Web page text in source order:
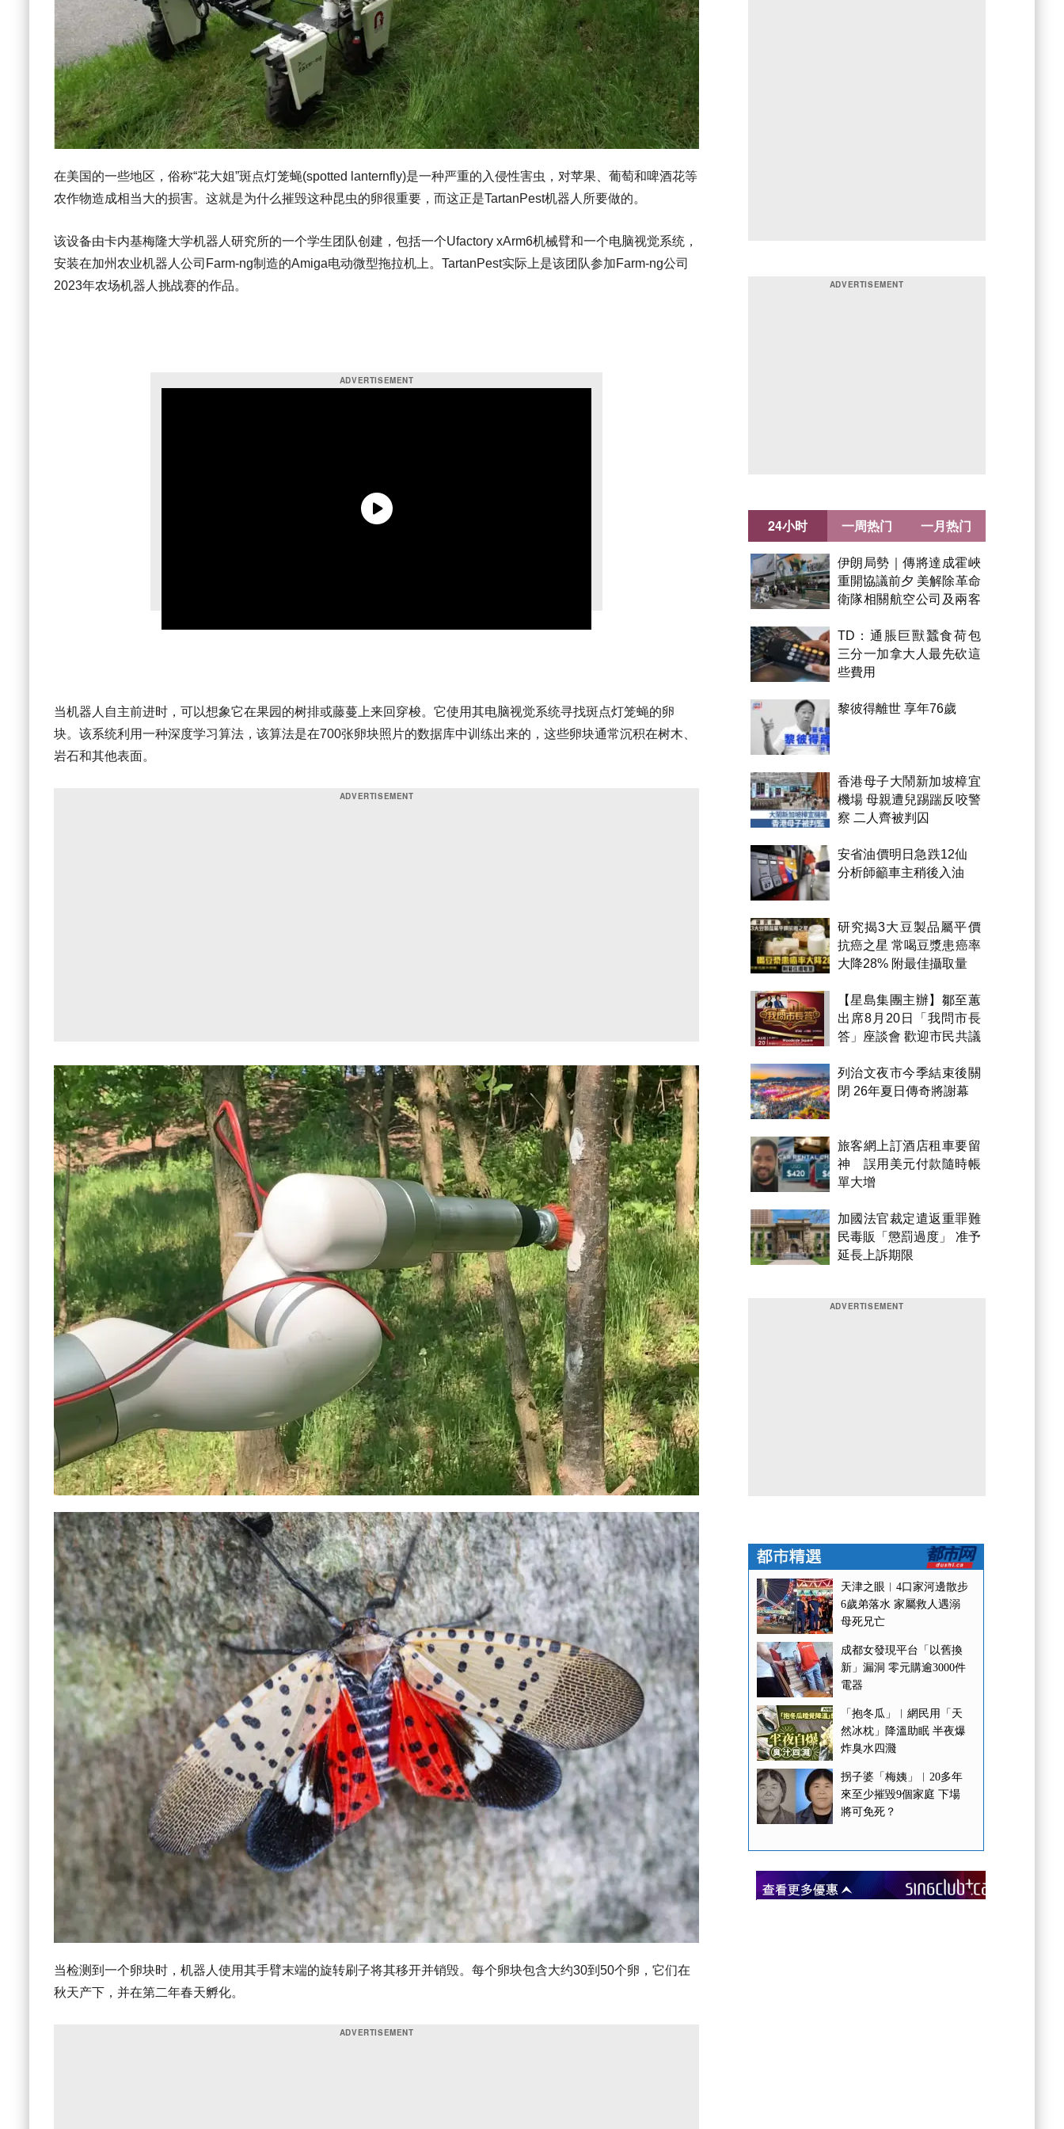
在美国的一些地区，俗称“花大姐”斑点灯笼蝇(spotted lanternfly)是一种严重的入侵性害虫，对苹果、葡萄和啤酒花等
农作物造成相当大的损害。这就是为什么摧毁这种昆虫的卵很重要，而这正是TartanPest机器人所要做的。
该设备由卡内基梅隆大学机器人研究所的一个学生团队创建，包括一个Ufactory xArm6机械臂和一个电脑视觉系统，
安装在加州农业机器人公司 Farm-ng制造的Amiga电动微型拖拉机上。 TartanPest实际上是该团队参加Farm-ng公司
2023年农场机器人挑战赛的作品。
当机器人自主前进时，可以想象它在果园的树排或藤蔓上来回穿梭。它使用其电脑视觉系统寻找斑点灯笼蝇的卵
块。该系统利用一种深度学习算法，该算法是在700张卵块照片的数据库中训练出来的，这些卵块通常沉积在树木、
岩石和其他表面。
当检测到一个卵块时，机器人使用其手臂末端的旋转刷子将其移开并销毁。每个卵块包含大约30到 50个卵，它们在
秋天产下，并在第二年春天孵化。
24小时
伊朗局勢｜傳將達成霍峽
重開協議前夕 美解除革命
衛隊相關航空公司及兩客
TD：通脹巨獸蠶食荷包
三分一加拿大人最先砍這
些費用
黎彼得離世 享年76歲
香港母子大鬧新加坡樟宜
機場 母親遭兒踢踹反咬警
察 二人齊被判囚
安省油價明日急跌12仙
分析師籲車主稍後入油
研究揭3大豆製品屬平價
抗癌之星 常喝豆漿患癌率
大降28% 附最佳攝取量
【星島集團主辦】鄒至蕙
出席8月20日「我問市長
答」座談會 歡迎市民共議
列治文夜市今季結束後關
閉 26年夏日傳奇將謝幕
旅客網上訂酒店租車要留
神 誤用美元付款隨時帳
單大增
加國法官裁定遣返重罪難
民毒販「懲罰過度」 准予
延長上訴期限
一周热门 一月热门